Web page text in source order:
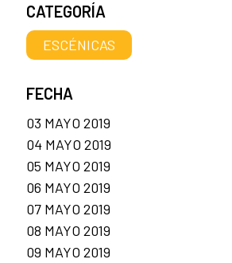
CATEGORÍA
ESCÉNICAS
FECHA
03 MAYO 2019
04 MAYO 2019
05 MAYO 2019
06 MAYO 2019
07 MAYO 2019
08 MAYO 2019
09 MAYO 2019